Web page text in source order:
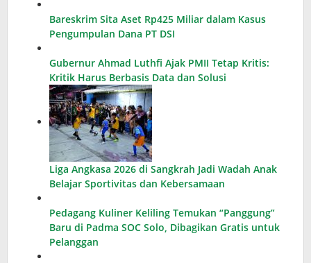
Bareskrim Sita Aset Rp425 Miliar dalam Kasus
Pengumpulan Dana PT DSI
Gubernur Ahmad Luthfi Ajak PMII Tetap Kritis:
Kritik Harus Berbasis Data dan Solusi
Liga Angkasa 2026 di Sangkrah Jadi Wadah Anak
Belajar Sportivitas dan Kebersamaan
Pedagang Kuliner Keliling Temukan “Panggung”
Baru di Padma SOC Solo, Dibagikan Gratis untuk
Pelanggan